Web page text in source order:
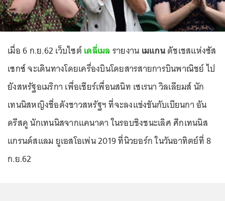
เมื่อ 6 ก.ย.62 เว็บไซต์เดลี่เมล รายงาน เมแกนดัชเชสแห่งซัส
เซกซ์ จะเดินทางโดยเครื่องบินโดยสารสายการบินพาณิชย์ ไป
ยังสหรัฐอเมริกา เพื่อเชียร์เพื่อนสนิท เซเรนา วิลเลียมส์ นัก
เทนนิสหญิงชื่อดังชาวสหรัฐฯ ที่จะลงแข่งขันกับเบียนกา อัน
ดรีสคู นักเทนนิสจากแคนาดา ในรอบชิงชนะเลิศ ศึกเทนนิส
แกรนด์สแลม ยูเอสโอเพ่น 2019 ที่นิวยอร์ก ในวันอาทิตย์ที่ 8
ก.ย.62